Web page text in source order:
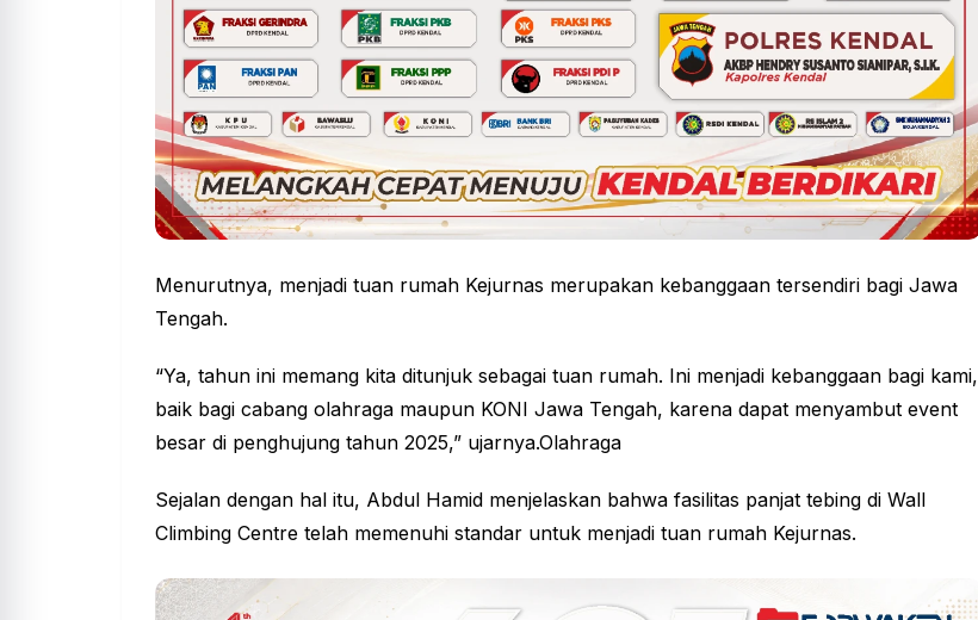
Menurutnya, menjadi tuan rumah Kejurnas merupakan kebanggaan tersendiri bagi Jawa
Tengah.
“Ya, tahun ini memang kita ditunjuk sebagai tuan rumah. Ini menjadi kebanggaan bagi kami,
baik bagi cabang olahraga maupun KONI Jawa Tengah, karena dapat menyambut event
besar di penghujung tahun 2025,” ujarnya.Olahraga
Sejalan dengan hal itu, Abdul Hamid menjelaskan bahwa fasilitas panjat tebing di Wall
Climbing Centre telah memenuhi standar untuk menjadi tuan rumah Kejurnas.